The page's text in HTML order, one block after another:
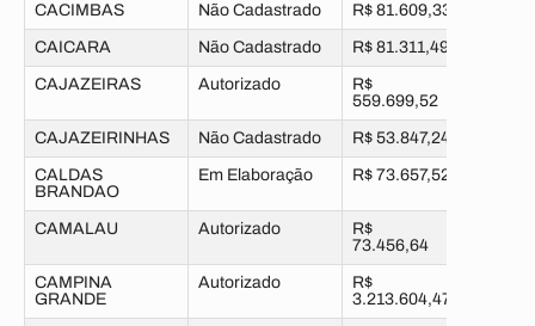
CACIMBAS Não Cadastrado R$ 81.609,33
CAICARA Não Cadastrado R$ 81.311,49
CAJAZEIRAS Autorizado
R$
559.699,52
CAJAZEIRINHAS Não Cadastrado R$ 53.847,24
CALDAS
BRANDAO
Em Elaboração R$ 73.657,52
CAMALAU Autorizado
R$
73.456,64
CAMPINA
GRANDE
Autorizado
R$
3.213.604,47